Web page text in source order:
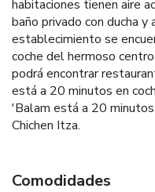
habitaciones tienen aire
baño privado con ducha
establecimiento se
coche del hermoso
podrá encontrar
está a 20 minutos en
'Balam está a 20
Chichen Itza.
Comodidades